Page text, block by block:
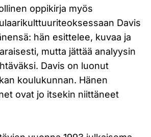
oppikirja myös
Davis
hän esittelee, kuvaa ja
mutta jättää analyysin
Davis on luonut
koulukunnan. Hänen
ovat jo itsekin niittäneet